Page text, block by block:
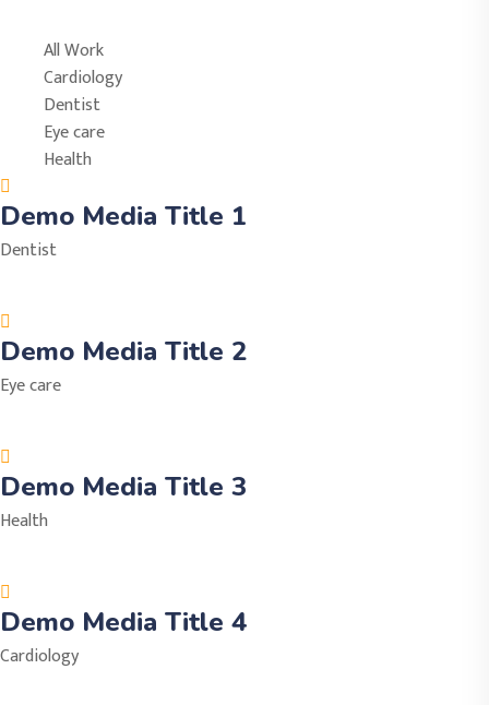
All Work
Cardiology
Dentist
Eye care
Health
Demo Media Title 1
Dentist
Demo Media Title 2
Eye care
Demo Media Title 3
Health
Demo Media Title 4
Cardiology